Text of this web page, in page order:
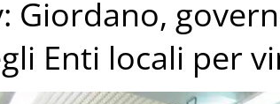
Giordano,
Enti locali per